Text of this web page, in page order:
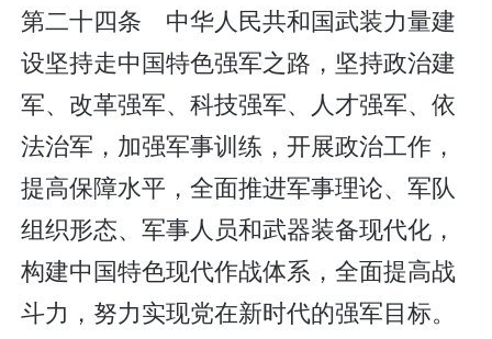
第二十四条 中华人民共和国武装力量建
设坚持走中国特色强军之路，坚持政治建
军、改革强军、科技强军、人才强军、依
法治军，加强军事训练，开展政治工作，
提高保障水平，全面推进军事理论、军队
组织形态、军事人员和武器装备现代化，
构建中国特色现代作战体系，全面提高战
斗力，努力实现党在新时代的强军目标。